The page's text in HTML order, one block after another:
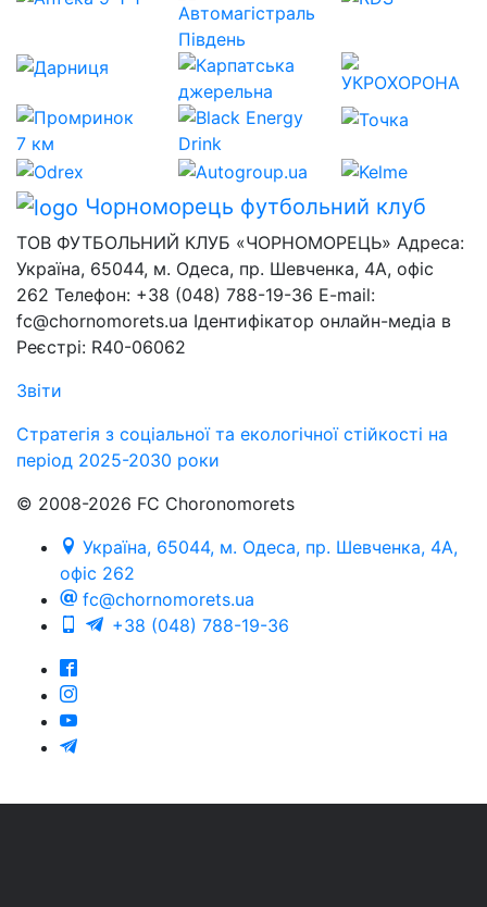
Чорноморець футбольний клуб
ТОВ ФУТБОЛЬНИЙ КЛУБ «ЧОРНОМОРЕЦЬ» Адреса:
Україна, 65044, м. Одеса, пр. Шевченка, 4А, офіс
262 Телефон: +38 (048) 788-19-36 E-mail:
fc@chornomorets.ua Ідентифікатор онлайн-медіа в
Реєстрі: R40-06062
Звіти
Стратегія з соціальної та екологічної стійкості на
період 2025-2030 роки
© 2008-2026 FC Choronomorets
Україна, 65044, м. Одеса, пр. Шевченка, 4А,
офіс 262
fc@chornomorets.ua
+38 (048) 788-19-36